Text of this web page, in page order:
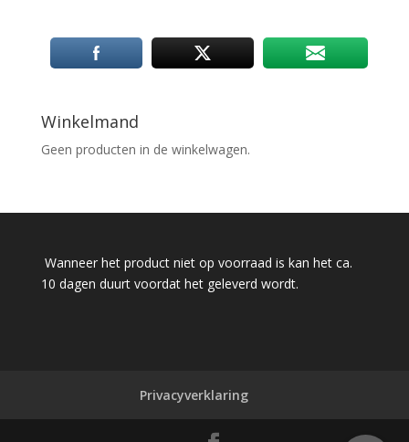
Winkelmand
Geen producten in de winkelwagen.
Wanneer het product niet op voorraad is kan het ca.
10 dagen duurt voordat het geleverd wordt.
Privacyverklaring